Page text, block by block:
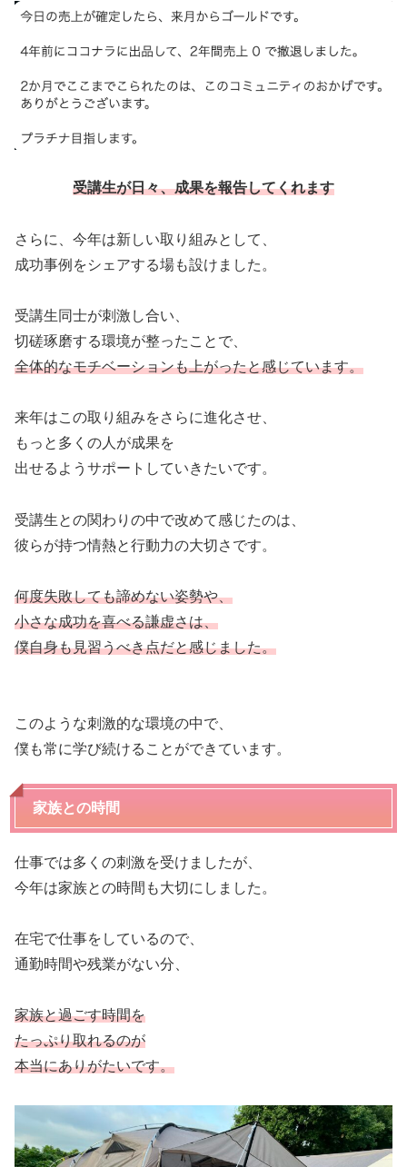
受講生が日々、成果を報告してくれます
さらに、今年は新しい取り組みとして、
成功事例をシェアする場も設けました。
受講生同士が刺激し合い、
切磋琢磨する環境が整ったことで、
全体的なモチベーションも上がったと感じています。
来年はこの取り組みをさらに進化させ、
もっと多くの人が成果を
出せるようサポートしていきたいです。
受講生との関わりの中で改めて感じたのは、
彼らが持つ情熱と行動力の大切さです。
何度失敗しても諦めない姿勢や、
小さな成功を喜べる謙虚さは、
僕自身も見習うべき点だと感じました。
このような刺激的な環境の中で、
僕も常に学び続けることができています。
家族との時間
仕事では多くの刺激を受けましたが、
今年は家族との時間も大切にしました。
在宅で仕事をしているので、
通勤時間や残業がない分、
家族と過ごす時間を
たっぷり取れるのが
本当にありがたいです。